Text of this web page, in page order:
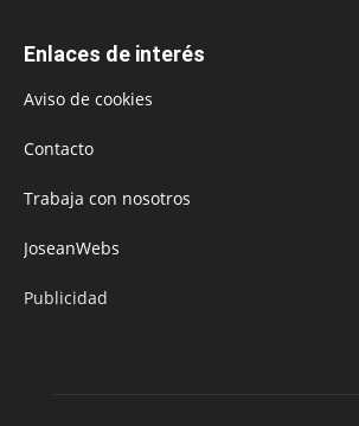
Enlaces de interés
Aviso de cookies
Contacto
Trabaja con nosotros
JoseanWebs
Publicidad